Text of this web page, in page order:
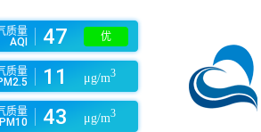
质量
AQI
47 优
质量
11 μg/m3
质量
PM10
43 μg/m3